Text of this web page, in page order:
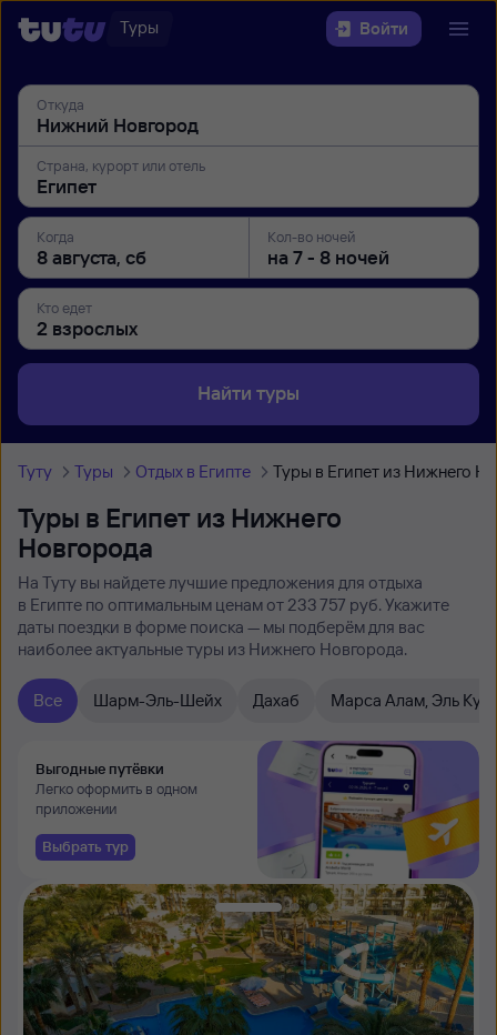
Туры Войти
Откуда
Страна, курорт или отель
Когда Кол-во ночей
Кто едет
Найти туры
Туту Туры Отдых в Египте Туры в Египет из Нижнего
Туры в Египет из Нижнего
Новгорода
На Туту вы найдете лучшие предложения для отдыха
в Египте по оптимальным ценам от 233 ⁠757 руб. Укажите
даты поездки в форме поиска — мы подберём для вас
наиболее актуальные туры из Нижнего Новгорода.
Все Шарм-Эль-Шейх Дахаб Марса Алам, Эль
Выгодные путёвки
Легко оформить в одном
приложении
Выбрать тур